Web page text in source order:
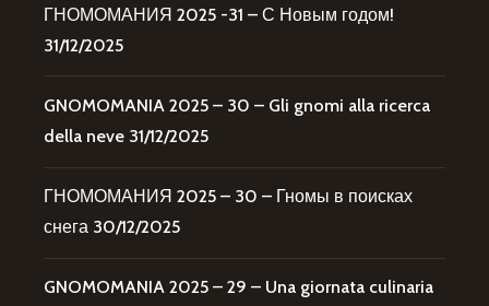
ГНОМОМАНИЯ 2025 -31 – С Новым годом!
31/12/2025
GNOMOMANIA 2025 – 30 – Gli gnomi alla ricerca
della neve 31/12/2025
ГНОМОМАНИЯ 2025 – 30 – Гномы в поисках
снега 30/12/2025
GNOMOMANIA 2025 – 29 – Una giornata culinaria